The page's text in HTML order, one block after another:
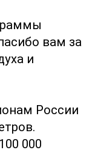
вам за
и
России
000